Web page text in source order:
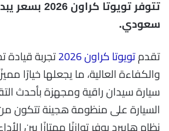
سعودي.
تقدمتويوتا كراون 2026
تجربة قيادة
والكفاءة العالية، ما يجعلها خيارًا
سيارة سيدان راقية ومجهزة بأحدث